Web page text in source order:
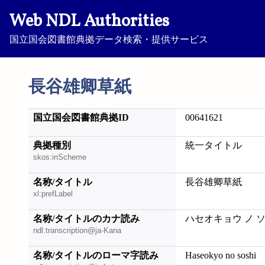
Web NDL Authorities
国立国会図書館典拠データ検索・提供サービス
長谷雄卿草紙
国立国会図書館典拠ID 00641621
典拠種別
skos:inScheme
統一タイトル
名称/タイトル
xl:prefLabel
長谷雄卿草紙
名称/タイトルのカナ読み
ndl:transcription@ja-Kana
ハセオキョウ ノ
名称/タイトルのローマ字読み Haseokyo no soshi